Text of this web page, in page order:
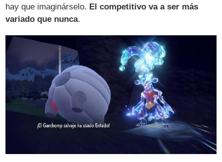
hay que imaginárselo. El competitivo va a ser más
variado que nunca.